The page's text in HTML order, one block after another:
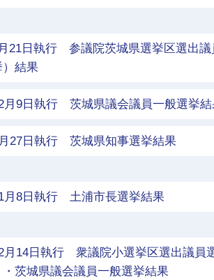
21日執行 参議院茨城県選挙区選出議
結果
月9日執行 茨城県議会議員一般選挙結
27日執行 茨城県知事選挙結果
月8日執行 土浦市長選挙結果
月14日執行 衆議院小選挙区選出議員
茨城県議会議員一般選挙結果